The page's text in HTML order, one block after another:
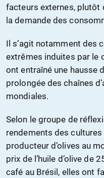
facteurs externes, plutôt
la demande des
Il s’agit notamment des
extrêmes induites par le
ont entraîné une hausse
prolongée des chaînes
mondiales.
Selon le groupe de
rendements des
producteur d’olives au
prix de l’huile d’olive de
café au Brésil, elles ont